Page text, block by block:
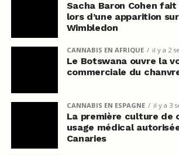
Sacha Baron Cohen fait
lors d’une apparition
Wimbledon
CANNABIS EN AFRIQUE il y a 2
Le Botswana ouvre la
commerciale du
CANNABIS EN ESPAGNE il y a 3
La première culture de
usage médical
Canaries